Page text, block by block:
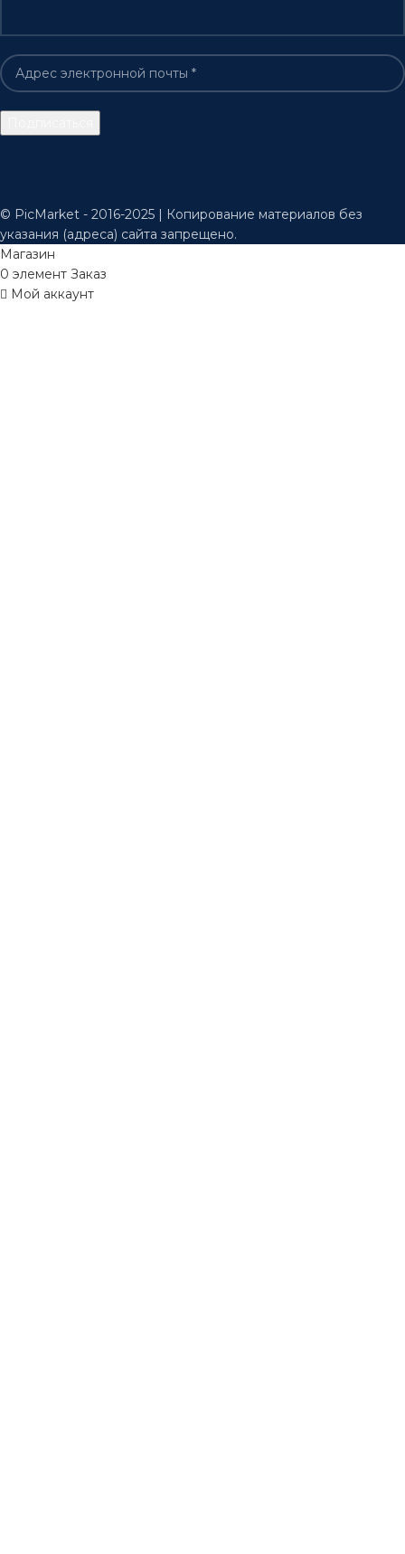
© PicMarket - 2016-2025 | Копирование материалов без
указания (адреса) сайта запрещено.
Магазин
0 элемент Заказ
Мой аккаунт